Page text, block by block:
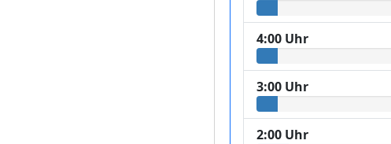
4:00 Uhr
3:00 Uhr
2:00 Uhr